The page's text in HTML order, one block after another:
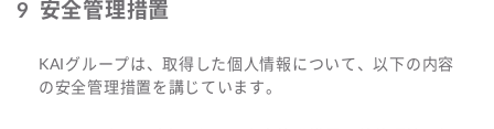
安全管理措置
KAIグループは、取得した個人情報について、以下の内容
の安全管理措置を講じています。